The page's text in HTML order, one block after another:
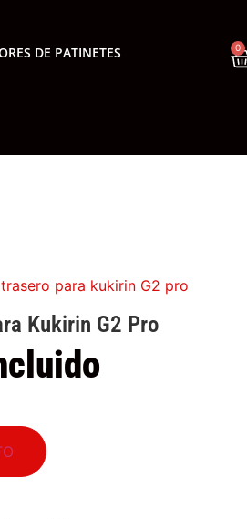
DE PATINETES 0
para kukirin G2 pro
Kukirin G2 Pro